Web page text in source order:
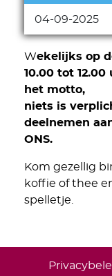
04-09-2025
Wekelijks op
10.00 tot
het motto,
niets is
deelnemen
ONS.
Kom gezellig
koffie of thee
spelletje.